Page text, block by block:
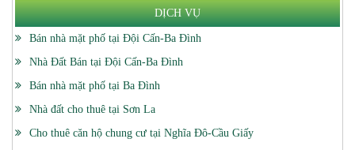
DỊCH VỤ
Bán nhà mặt phố tại Đội Cấn-Ba Đình
Nhà Đất Bán tại Đội Cấn-Ba Đình
Bán nhà mặt phố tại Ba Đình
Nhà đất cho thuê tại Sơn La
Cho thuê căn hộ chung cư tại Nghĩa Đô-Cầu Giấy